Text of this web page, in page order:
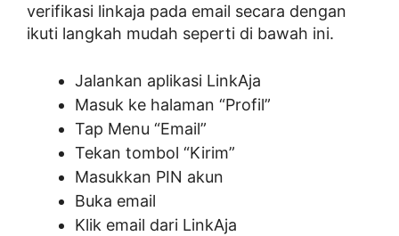
verifikasi linkaja pada email secara dengan
ikuti langkah mudah seperti di bawah ini.
Jalankan aplikasi LinkAja
Masuk ke halaman “Profil”
Tap Menu “Email”
Tekan tombol “Kirim”
Masukkan PIN akun
Buka email
Klik email dari LinkAja